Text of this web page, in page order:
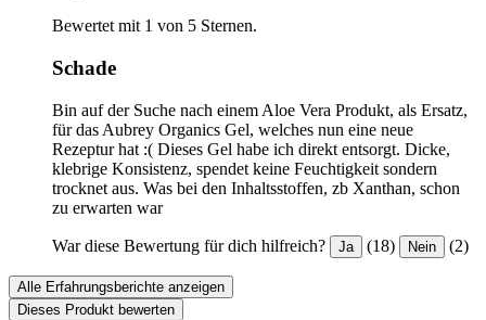
Bewertet mit 1 von 5 Sternen.
Schade
Bin auf der Suche nach einem Aloe Vera Produkt, als Ersatz,
für das Aubrey Organics Gel, welches nun eine neue
Rezeptur hat :( Dieses Gel habe ich direkt entsorgt. Dicke,
klebrige Konsistenz, spendet keine Feuchtigkeit sondern
trocknet aus. Was bei den Inhaltsstoffen, zb Xanthan, schon
zu erwarten war
War diese Bewertung für dich hilfreich? Ja (18) Nein (2)
Alle Erfahrungsberichte anzeigen
Dieses Produkt bewerten